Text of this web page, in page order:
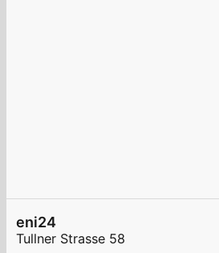
eni24
Tullner Strasse 58